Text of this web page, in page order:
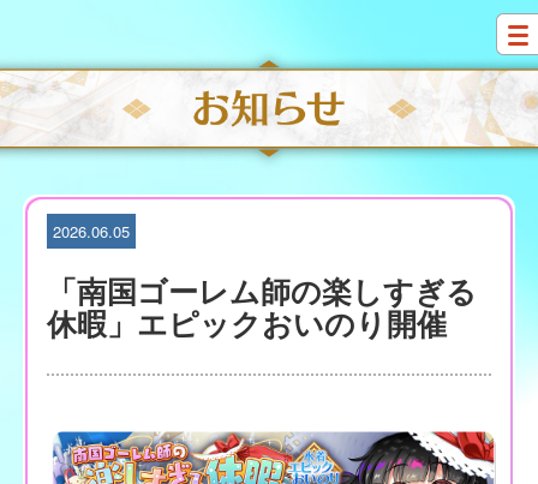
i
p
t
o
c
2026.06.05
「南国ゴーレム師の楽しすぎる
休暇」エピックおいのり開催